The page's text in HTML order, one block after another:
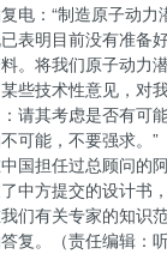
电：“制造原子动
表明目前没有准备
。将我们原子动力
些技术性意见，对
请其考虑是否有可
可能，不要强求。”
国担任过总顾问的
中方提交的设计书
们有关专家的知识
复。（责任编辑：听